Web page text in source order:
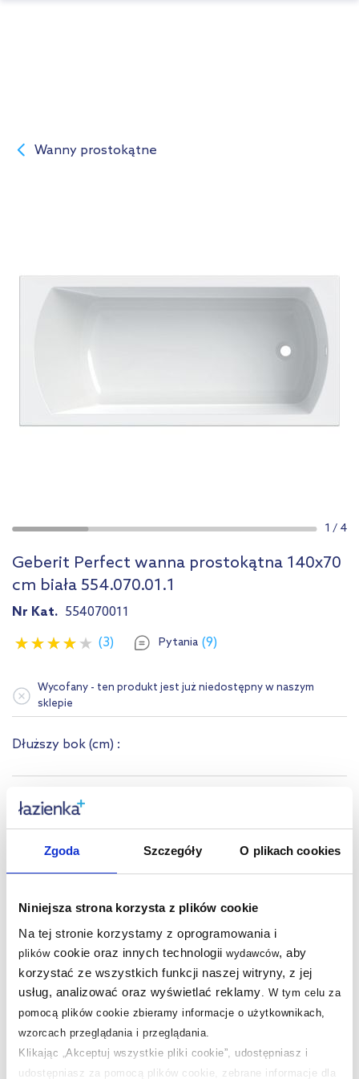
Zgoda Szczegóły O plikach cookies
Niniejsza strona korzysta z plików cookie
Na tej stronie korzystamy z oprogramowania i
plikówcookie oraz innych technologii wydawców, aby
korzystać ze wszystkich funkcji naszej witryny, z jej
usług, analizować oraz wyświetlać reklamy
W tym celu za
pomocą plików cookie zbieramy informacje o użytkownikach,
wzorcach przeglądania i przeglądania.
Klikając „Akceptuj wszystkie pliki cookie”, udostępniasz i
udostępniasz za pomocą plików cookie, zebrane informacje dla
Wanny prostokątne
1 / 4
Geberit Perfect wanna prostokątna 140x70
cm biała 554.070.01.1
Nr Kat. 554070011
(3)
Pytania (9)
Wycofany - ten produkt jest już niedostępny w naszym
sklepie
Dłuższy bok (cm) :
Krótszy bok
Nasze nagrody WSZYSTKIE
Sklep z wyposażeniem łazieneknr 1 w Polsce!